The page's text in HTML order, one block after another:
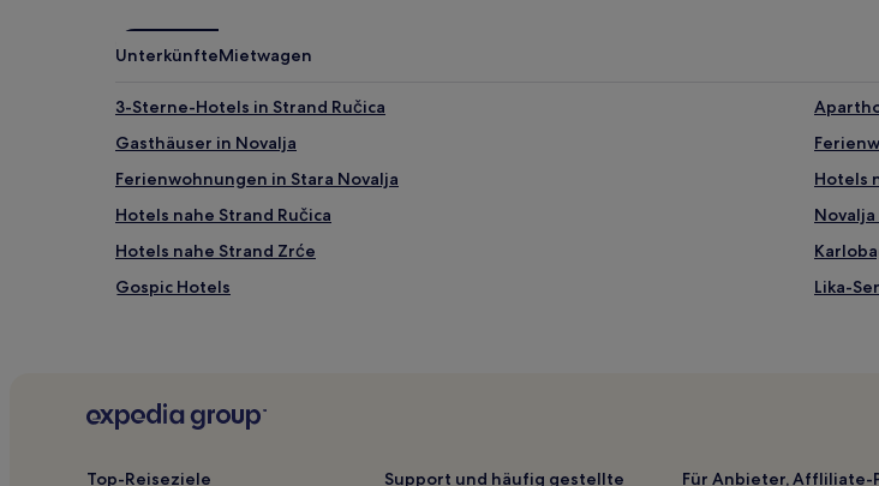
UnterkünfteMietwagen
3-Sterne-Hotels in Strand Ručica
Gasthäuser in Novalja
Ferienwohnungen in Stara Novalja
Hotels
Hotels nahe Strand Ručica
Hotels nahe Strand Zrće
Gospic Hotels
Lika-
Hotels mit Parkplatz in Lika-Senj
Top-Reiseziele Support und häufig gestellte Für Anbieter, Affliliate-